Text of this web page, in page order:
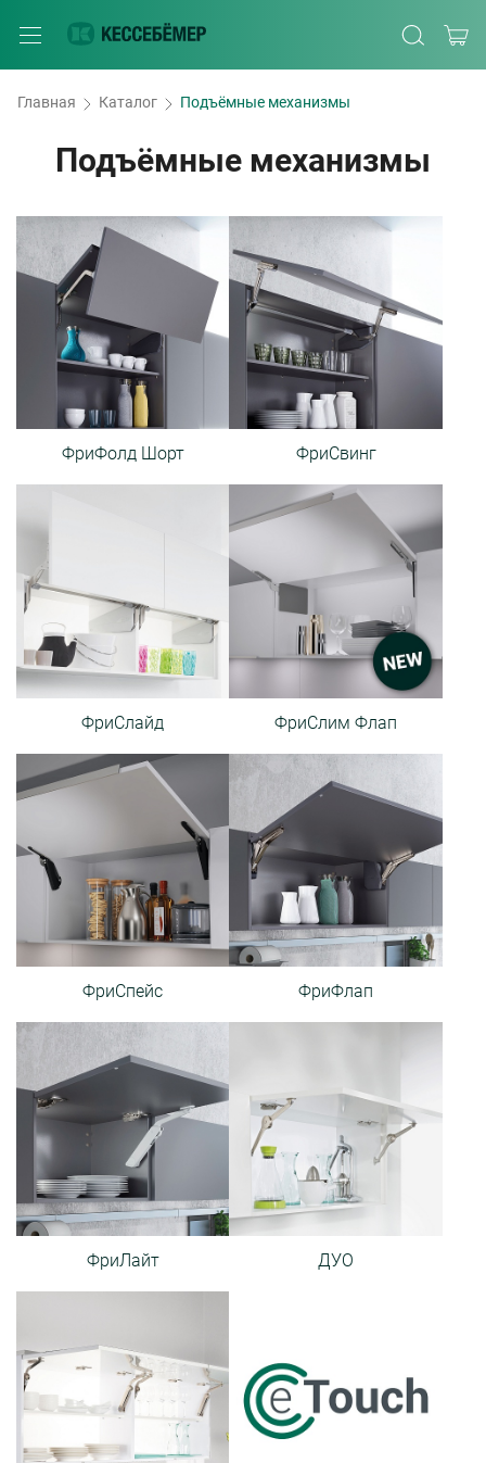
Главная Каталог Подъёмные механизмы
Подъёмные механизмы
ФриФолд Шорт ФриСвинг
ФриСлайд ФриСлим Флап
ФриСпейс ФриФлап
ФриЛайт ДУО